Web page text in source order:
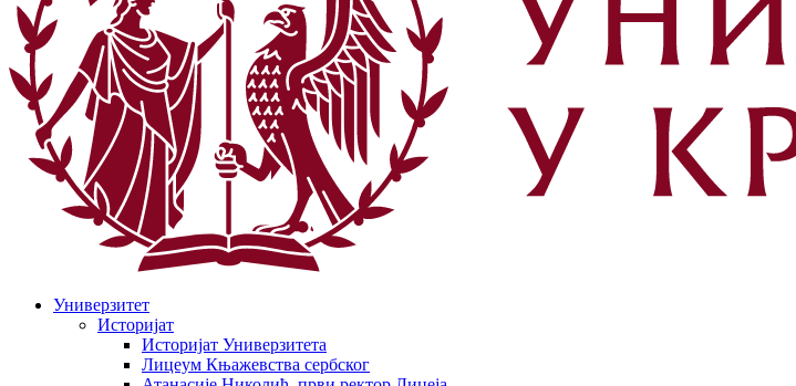
Универзитет
Историјат
Историјат Универзитета
Лицеум Књажевства сербског